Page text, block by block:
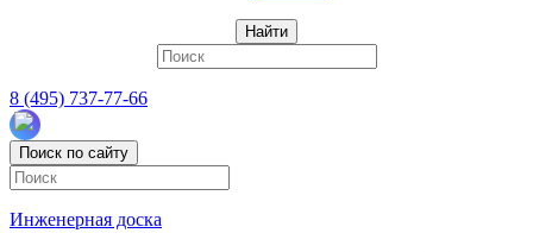
Найти
8 (495) 737-77-66
Поиск по сайту
Инженерная доска